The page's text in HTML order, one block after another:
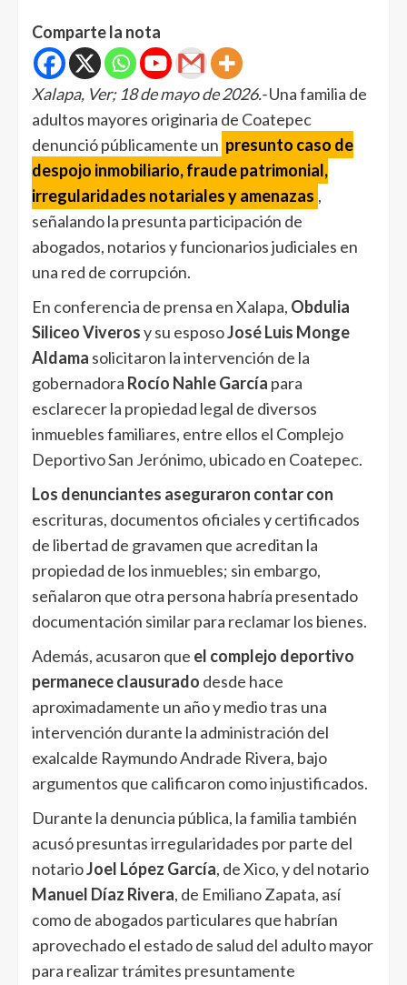
Comparte la nota
Xalapa, Ver; 18 de mayo de 2026.-Una familia de
adultos mayores originaria de Coatepec
denunció públicamente un presunto caso de
despojo inmobiliario, fraude patrimonial,
irregularidades notariales y amenazas ,
señalando la presunta participación de
abogados, notarios y funcionarios judiciales en
una red de corrupción.
En conferencia de prensa en Xalapa, Obdulia
Siliceo Viverosy su esposoJosé Luis Monge
Aldama solicitaron la intervención de la
gobernadora Rocío Nahle García para
esclarecer la propiedad legal de diversos
inmuebles familiares, entre ellos el Complejo
Deportivo San Jerónimo, ubicado en Coatepec.
Los denunciantes aseguraron contar con
escrituras, documentos oficiales y certificados
de libertad de gravamen que acreditan la
propiedad de los inmuebles; sin embargo,
señalaron que otra persona habría presentado
documentación similar para reclamar los bienes.
Además, acusaron que el complejo deportivo
permanece clausurado desde hace
aproximadamente un año y medio tras una
intervención durante la administración del
exalcalde Raymundo Andrade Rivera, bajo
argumentos que calificaron como injustificados.
Durante la denuncia pública, la familia también
acusó presuntas irregularidades por parte del
notarioJoel López García, de Xico, y del notario
Manuel Díaz Rivera, de Emiliano Zapata, así
como de abogados particulares que habrían
aprovechado el estado de salud del adulto mayor
para realizar trámites presuntamente